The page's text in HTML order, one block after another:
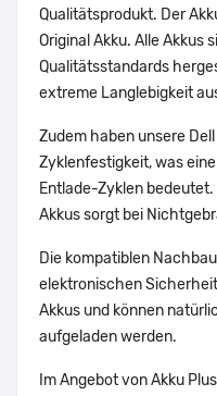
Qualitätsprodukt. Der
Original Akku. Alle
Qualitätsstandards
extreme Langlebigkeit
Zudem haben unsere
Zyklenfestigkeit, was
Entlade-Zyklen
Akkus sorgt bei
Die kompatiblen
elektronischen
Akkus und können
aufgeladen werden.
Im Angebot von Akku